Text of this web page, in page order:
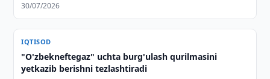
30/07/2026
IQTISOD
"O'zbekneftegaz" uchta burg'ulash qurilmasini
yetkazib berishni tezlashtiradi